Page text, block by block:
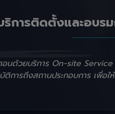
ริการติดตั้งและอบรม
อนด้วยบริการ On-site
การถึงสถานประกอบการ เพื่อใ